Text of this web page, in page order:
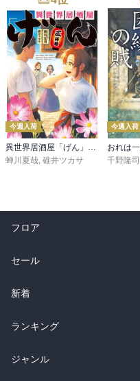
今週入荷
異世界居酒屋「げん」三杯目
蝉川夏哉, 碓井ツカサ
今週入荷
千野隆司
フロア
総合
ラノベ
雑誌・グラビア
BL・TL
セール
総合
ラノベ
雑誌・グラビア
新着
総合
ラノベ
ランキング
総合
ジャンル